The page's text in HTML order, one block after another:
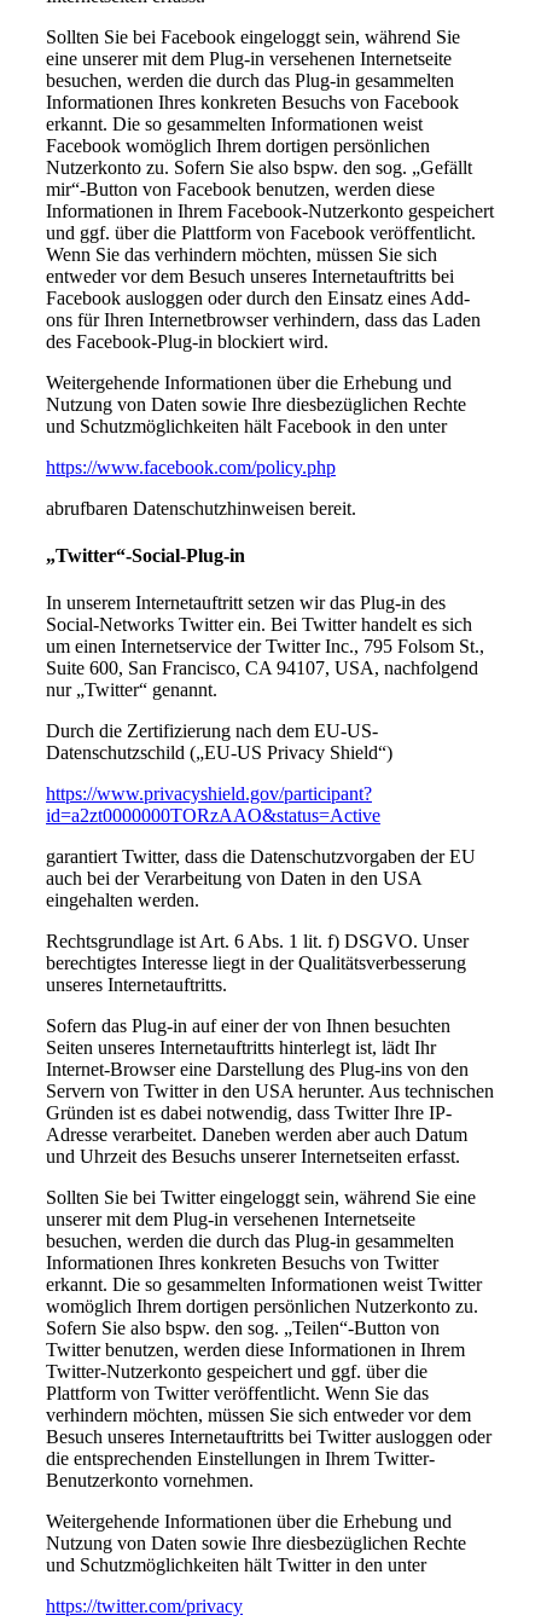
Sollten Sie bei Facebook eingeloggt sein, während Sie
eine unserer mit dem Plug-in versehenen Internetseite
besuchen, werden die durch das Plug-in gesammelten
Informationen Ihres konkreten Besuchs von Facebook
erkannt. Die so gesammelten Informationen weist
Facebook womöglich Ihrem dortigen persönlichen
Nutzerkonto zu. Sofern Sie also bspw. den sog. „Gefällt
mir“-Button von Facebook benutzen, werden diese
Informationen in Ihrem Facebook-Nutzerkonto gespeichert
und ggf. über die Plattform von Facebook veröffentlicht.
Wenn Sie das verhindern möchten, müssen Sie sich
entweder vor dem Besuch unseres Internetauftritts bei
Facebook ausloggen oder durch den Einsatz eines Add-
ons für Ihren Internetbrowser verhindern, dass das Laden
des Facebook-Plug-in blockiert wird.
Weitergehende Informationen über die Erhebung und
Nutzung von Daten sowie Ihre diesbezüglichen Rechte
und Schutzmöglichkeiten hält Facebook in den unter
https://www.facebook.com/policy.php
abrufbaren Datenschutzhinweisen bereit.
„Twitter“-Social-Plug-in
In unserem Internetauftritt setzen wir das Plug-in des
Social-Networks Twitter ein. Bei Twitter handelt es sich
um einen Internetservice der Twitter Inc., 795 Folsom St.,
Suite 600, San Francisco, CA 94107, USA, nachfolgend
nur „Twitter“ genannt.
Durch die Zertifizierung nach dem EU-US-
Datenschutzschild („EU-US Privacy Shield“)
https://www.privacyshield.gov/participant?
id=a2zt0000000TORzAAO&status=Active
garantiert Twitter, dass die Datenschutzvorgaben der EU
auch bei der Verarbeitung von Daten in den USA
eingehalten werden.
Rechtsgrundlage ist Art. 6 Abs. 1 lit. f) DSGVO. Unser
berechtigtes Interesse liegt in der Qualitätsverbesserung
unseres Internetauftritts.
Sofern das Plug-in auf einer der von Ihnen besuchten
Seiten unseres Internetauftritts hinterlegt ist, lädt Ihr
Internet-Browser eine Darstellung des Plug-ins von den
Servern von Twitter in den USA herunter. Aus technischen
Gründen ist es dabei notwendig, dass Twitter Ihre IP-
Adresse verarbeitet. Daneben werden aber auch Datum
und Uhrzeit des Besuchs unserer Internetseiten erfasst.
Sollten Sie bei Twitter eingeloggt sein, während Sie eine
unserer mit dem Plug-in versehenen Internetseite
besuchen, werden die durch das Plug-in gesammelten
Informationen Ihres konkreten Besuchs von Twitter
erkannt. Die so gesammelten Informationen weist Twitter
womöglich Ihrem dortigen persönlichen Nutzerkonto zu.
Sofern Sie also bspw. den sog. „Teilen“-Button von
Twitter benutzen, werden diese Informationen in Ihrem
Twitter-Nutzerkonto gespeichert und ggf. über die
Plattform von Twitter veröffentlicht. Wenn Sie das
verhindern möchten, müssen Sie sich entweder vor dem
Besuch unseres Internetauftritts bei Twitter ausloggen oder
die entsprechenden Einstellungen in Ihrem Twitter-
Benutzerkonto vornehmen.
Weitergehende Informationen über die Erhebung und
Nutzung von Daten sowie Ihre diesbezüglichen Rechte
und Schutzmöglichkeiten hält Twitter in den unter
https://twitter.com/privacy